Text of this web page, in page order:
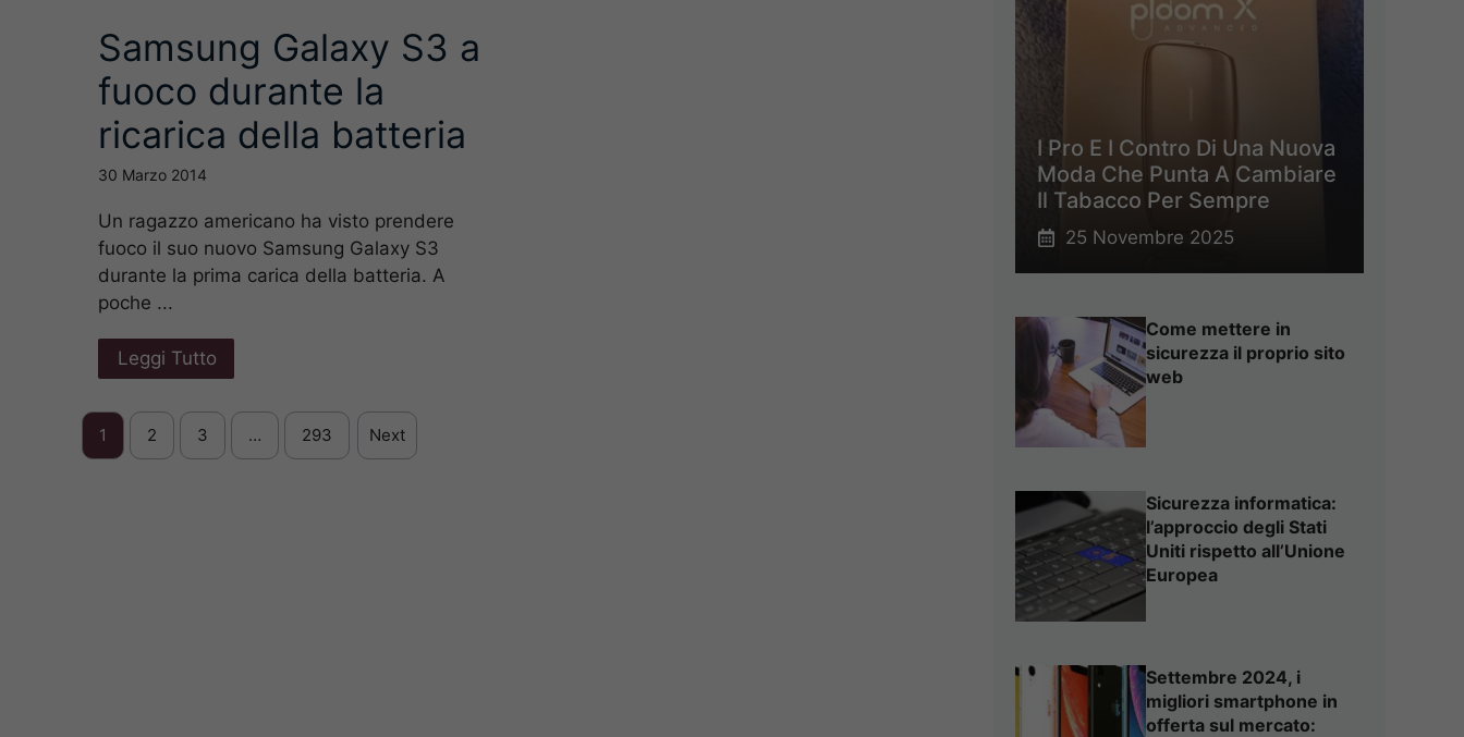
Samsung Galaxy S3 a
fuoco durante la
ricarica della batteria
30 Marzo 2014
Un ragazzo americano ha visto prendere
fuoco il suo nuovo Samsung Galaxy S3
durante la prima carica della batteria. A
poche ...
Leggi Tutto
1 2 3 … 293 Next
I Pro E I Contro Di Una Nuova
Moda Che Punta A Cambiare
Il Tabacco Per Sempre
25 Novembre 2025
Come mettere in
sicurezza il proprio sito
web
Sicurezza informatica:
l’approccio degli Stati
Uniti rispetto all’Unione
Europea
Settembre 2024, i
migliori smartphone in
offerta sul mercato: